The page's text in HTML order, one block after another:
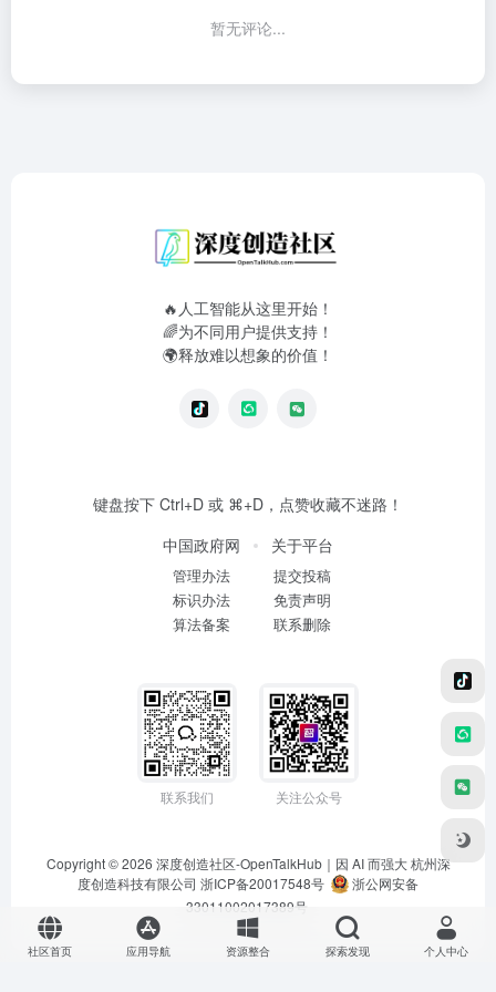
暂无评论...
🔥人工智能从这里开始！
🌈为不同用户提供支持！
🌍释放难以想象的价值！
键盘按下 Ctrl+D 或 ⌘+D，点赞收藏不迷路！
中国政府网
管理办法
标识办法
算法备案
关于平台
提交投稿
免责声明
联系删除
联系我们 关注公众号
Copyright © 2026 深度创造社区-OpenTalkHub｜因 AI 而强大 杭州深
度创造科技有限公司 浙ICP备20017548号
浙公网安备
33011002017389号
社区首页 应用导航 资源整合 探索发现 个人中心